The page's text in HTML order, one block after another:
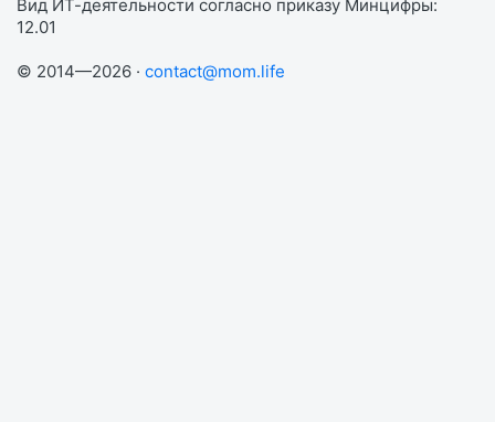
Вид ИТ-деятельности согласно приказу Минцифры:
12.01
© 2014—2026 · contact@mom.life